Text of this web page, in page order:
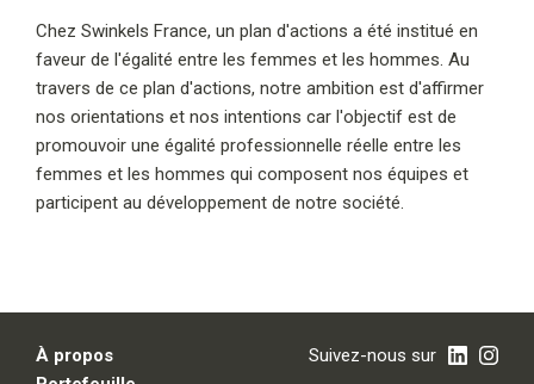
Chez Swinkels France, un plan d'actions a été institué en
faveur de l'égalité entre les femmes et les hommes. Au
travers de ce plan d'actions, notre ambition est d'affirmer
nos orientations et nos intentions car l'objectif est de
promouvoir une égalité professionnelle réelle entre les
femmes et les hommes qui composent nos équipes et
participent au développement de notre société.
À propos
Suivez-nous sur